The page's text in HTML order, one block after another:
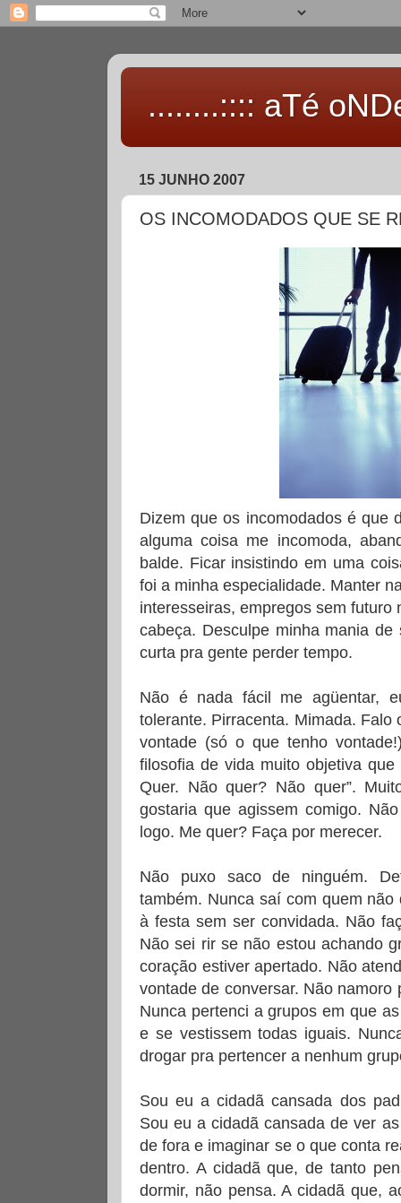
........:::: aTé
15 JUNHO 2007
OS INCOMODADOS QUE SE
Dizem que os incomodados é que
alguma coisa me incomoda,
balde. Ficar insistindo em uma
foi a minha especialidade. Manter
interesseiras, empregos sem
cabeça. Desculpe minha mania
curta pra gente perder tempo.
Não é nada fácil me agüentar,
tolerante. Pirracenta. Mimada. Falo
vontade (só o que tenho
filosofia de vida muito objetiva que
Quer. Não quer? Não quer”.
gostaria que agissem comigo.
logo. Me quer? Faça por merecer.
Não puxo saco de ninguém.
também. Nunca saí com quem
à festa sem ser convidada. Não
Não sei rir se não estou achando
coração estiver apertado. Não
vontade de conversar. Não
Nunca pertenci a grupos em que
e se vestissem todas iguais.
drogar pra pertencer a nenhum
Sou eu a cidadã cansada dos
Sou eu a cidadã cansada de ver
de fora e imaginar se o que conta
dentro. A cidadã que, de tanto
dormir, não pensa. A cidadã que,